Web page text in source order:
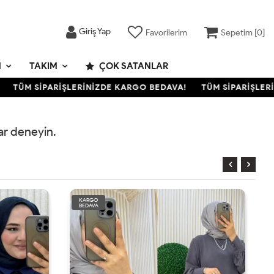
Giriş Yap Favorilerim Sepetim [0]
TAKIM ÇOK SATANLAR
TÜM SİPARİŞLERİNİZDE KARGO BEDAVA! TÜM
deneyin.
KARGO
BEDAVA